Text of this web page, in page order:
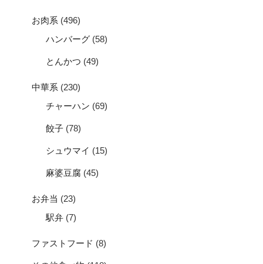
お肉系 (496)
ハンバーグ (58)
とんかつ (49)
中華系 (230)
チャーハン (69)
餃子 (78)
シュウマイ (15)
麻婆豆腐 (45)
お弁当 (23)
駅弁 (7)
ファストフード (8)